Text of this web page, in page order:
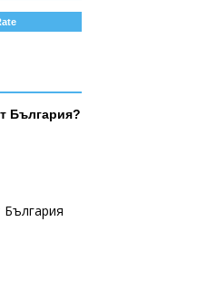
България?